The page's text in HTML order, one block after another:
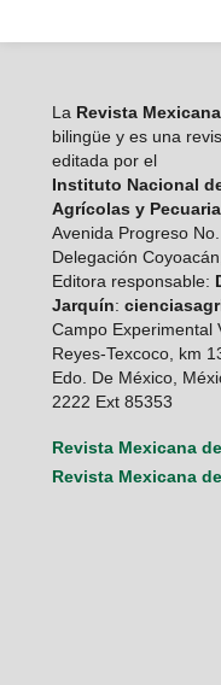
La Revista
bilingüe y es una
editada por el
Instituto Nacional
Agrícolas y
Avenida Progreso
Delegación
Editora responsable:
Jarquín:
Campo Experimental
Reyes-Texcoco, km
Edo. De México,
2222 Ext 85353
Revista Mexicana
Revista Mexicana